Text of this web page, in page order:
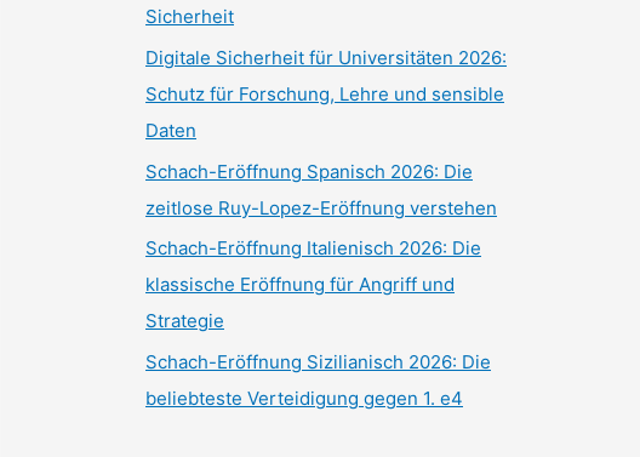
Sicherheit
Digitale Sicherheit für Universitäten 2026:
Schutz für Forschung, Lehre und sensible
Daten
Schach-Eröffnung Spanisch 2026: Die
zeitlose Ruy-Lopez-Eröffnung verstehen
Schach-Eröffnung Italienisch 2026: Die
klassische Eröffnung für Angriff und
Strategie
Schach-Eröffnung Sizilianisch 2026: Die
beliebteste Verteidigung gegen 1. e4